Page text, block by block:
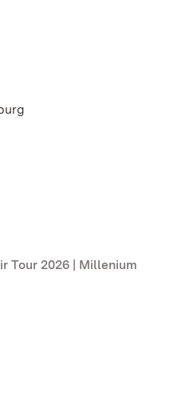
Tour 2026 | Millenium